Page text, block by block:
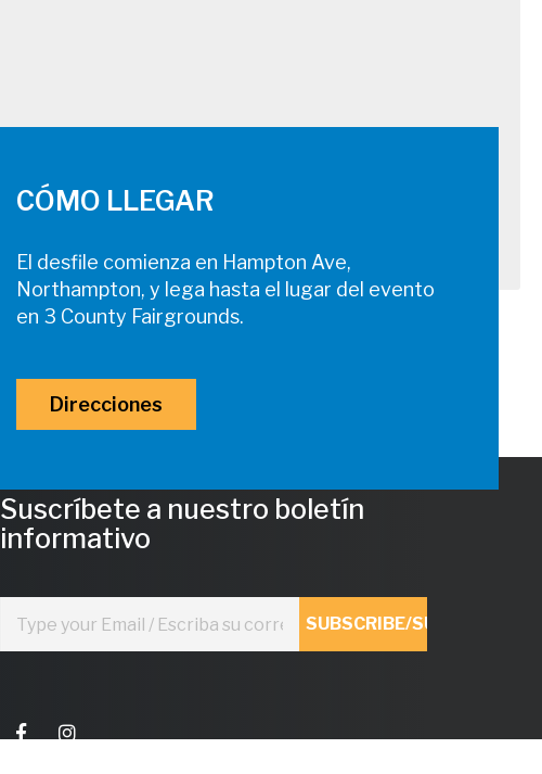
CÓMO LLEGAR
El desfile comienza en Hampton Ave,
Northampton, y lega hasta el lugar del evento
en 3 County Fairgrounds.
Direcciones
Suscríbete a nuestro boletín
informativo